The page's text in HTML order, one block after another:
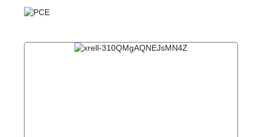
Bildergalerie überspringen